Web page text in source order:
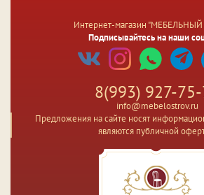
Интернет-магазин
Подписывайтесь на наши
8(993) 927-
info@mebelostrov.ru
Предложения на сайте носят
являются публичной